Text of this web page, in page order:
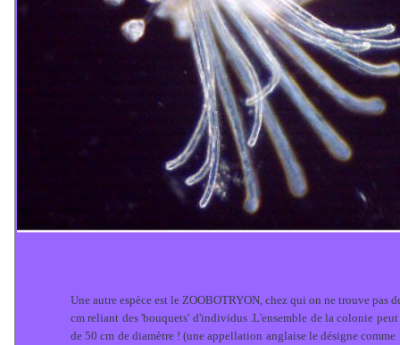
Une autre espèce est le ZOOBOTRYON, chez qui on ne trouve pas
cm reliant des 'bouquets' d'individus .L'ensemble de la colonie
de 50 cm de diamètre ! (une appellation anglaise le désigne